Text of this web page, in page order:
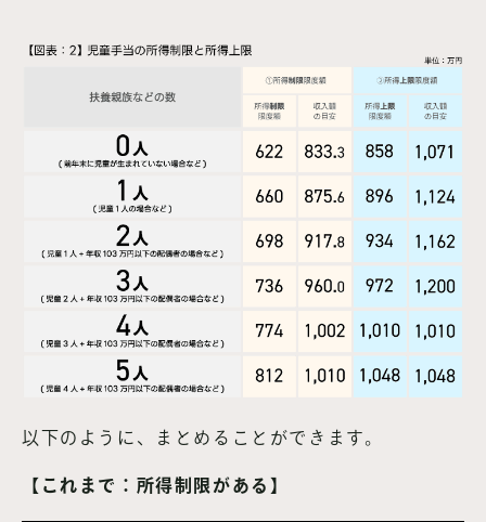
以下のように、まとめることができます。
【これまで：所得制限がある】